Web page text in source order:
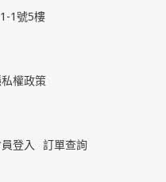
1號5樓
權政策
登入
訂單查詢